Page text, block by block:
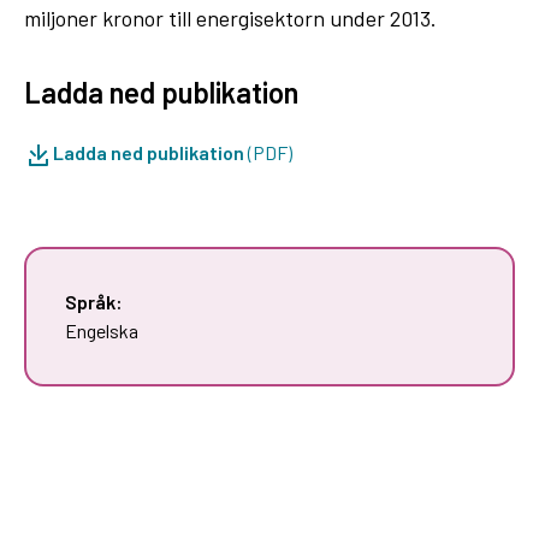
miljoner kronor till energisektorn under 2013.
Ladda ned publikation
Ladda ned publikation(PDF)
Språk:
Engelska